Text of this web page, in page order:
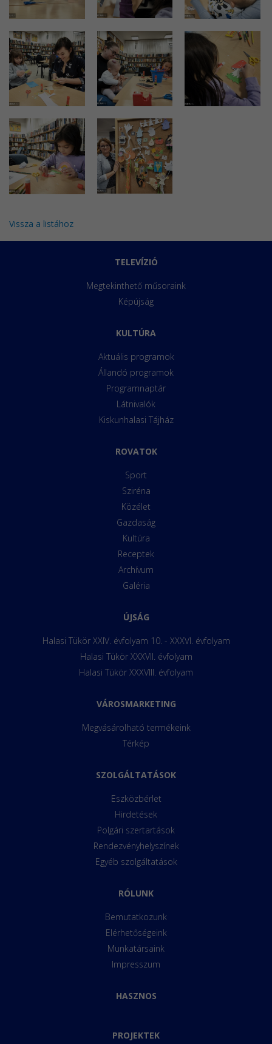
Vissza a listához
TELEVÍZIÓ
Megtekinthető műsoraink
Képújság
KULTÚRA
Aktuális programok
Állandó programok
Programnaptár
Látnivalók
Kiskunhalasi Tájház
ROVATOK
Sport
Sziréna
Közélet
Gazdaság
Kultúra
Receptek
Archívum
Galéria
ÚJSÁG
Halasi Tükör XXIV. évfolyam 10. - XXXVI. évfolyam
Halasi Tükör XXXVII. évfolyam
Halasi Tükör XXXVIII. évfolyam
VÁROSMARKETING
Megvásárolható termékeink
Térkép
SZOLGÁLTATÁSOK
Eszközbérlet
Hirdetések
Polgári szertartások
Rendezvényhelyszínek
Egyéb szolgáltatások
RÓLUNK
Bemutatkozunk
Elérhetőségeink
Munkatársaink
Impresszum
HASZNOS
PROJEKTEK